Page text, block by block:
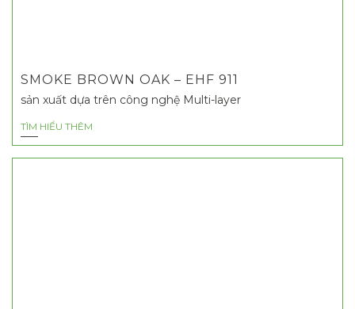
SMOKE BROWN OAK – EHF 911
sản xuất dựa trên công nghệ Multi-layer
TÌM HIỂU THÊM